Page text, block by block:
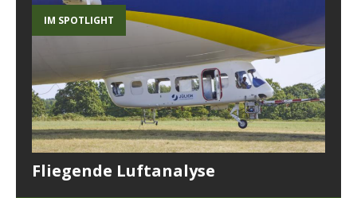
IM SPOTLIGHT
Fliegende Luftanalyse